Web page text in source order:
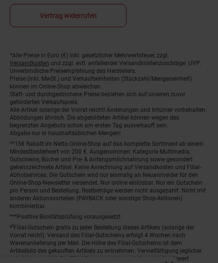
Vertrag widerrufen
Fußnoten
*Alle Preise in Euro (€) inkl. gesetzlicher Mehrwertsteuer, zzgl.
Versandkosten und zzgl. evtl. anfallender Versandkostenzuschläge. UVP:
Unverbindliche Preisempfehlung des Herstellers.
Preise (inkl. MwSt.) und Verkaufseinheiten (Stückzahl/Mengeneinheit)
können im Online-Shop abweichen.
Statt- und durchgestrichene Preise beziehen sich auf unseren zuvor
geforderten Verkaufspreis.
Alle Artikel solange der Vorrat reicht! Änderungen und Irrtümer vorbehalten.
Abbildungen ähnlich. Die abgebildeten Artikel können wegen des
begrenzten Angebots schon am ersten Tag ausverkauft sein.
Abgabe nur in haushaltsüblichen Mengen!
**15€ Rabatt im Netto Online-Shop auf das komplette Sortiment ab einem
Mindestbestellwert von 200 €. Ausgenommen: Kategorie Multimedia,
Gutscheine, Bücher und Pre- & Anfangsmilchnahrung sowie gesondert
gekennzeichnete Artikel. Keine Anrechnung auf Versandkosten und Filial-
Abholservices. Der Gutschein wird nur einmalig an Neuanmelder für den
Online-Shop-Newsletter versendet. Nur online einlösbar. Nur ein Gutschein
pro Person und Bestellung. Restbeträge werden nicht ausgezahlt. Nicht mit
anderen Aktionsvorteilen (PAYBACK oder sonstige Shop-Aktionen)
kombinierbar.
***Positive Bonitätsprüfung vorausgesetzt
²⁰Filial-Gutschein gratis zu jeder Bestellung dieses Artikels (solange der
Vorrat reicht). Versand des Filial-Gutscheins erfolgt 4 Wochen nach
Warenanlieferung per Mail. Die Höhe des Filial-Gutscheins ist dem
Artikelbild des gekauften Artikels zu entnehmen. Vervielfältigung jeglicher
Art nicht gestattet. Der Filial-Gutschein ist ohne Mindesteinkaufswert